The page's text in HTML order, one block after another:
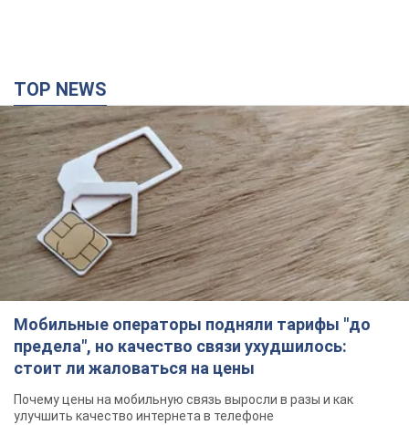
TOP NEWS
Мобильные операторы подняли тарифы "до
предела", но качество связи ухудшилось:
стоит ли жаловаться на цены
Почему цены на мобильную связь выросли в разы и как
улучшить качество интернета в телефоне